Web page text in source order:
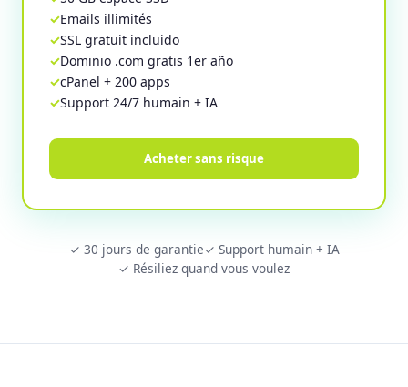
Emails illimités
SSL gratuit incluido
Dominio .com gratis 1er año
cPanel + 200 apps
Support 24/7 humain + IA
Acheter sans risque
✓ 30 jours de garantie✓ Support humain + IA
✓ Résiliez quand vous voulez